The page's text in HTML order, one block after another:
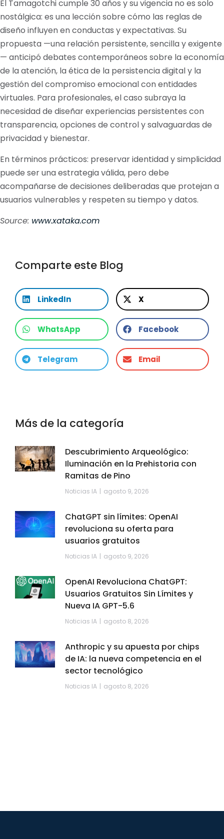
El Tamagotchi cumple 30 años y su vigencia no es solo
nostálgica: es una lección sobre cómo las reglas de
diseño influyen en conductas y expectativas. Su
propuesta —una relación persistente, sencilla y exigente
— anticipó debates contemporáneos sobre la economía
de la atención, la ética de la persistencia digital y la
gestión del compromiso emocional con entidades
virtuales. Para profesionales, el caso subraya la
necesidad de diseñar experiencias persistentes con
transparencia, opciones de control y salvaguardas de
privacidad y bienestar.
En términos prácticos: preservar identidad y simplicidad
puede ser una estrategia válida, pero debe
acompañarse de decisiones deliberadas que protejan a
usuarios vulnerables y respeten su tiempo y datos.
Source: www.xataka.com
Comparte este Blog
LinkedIn X
WhatsApp Facebook
Telegram Email
Más de la categoría
Descubrimiento Arqueológico:
Iluminación en la Prehistoria con
Ramitas de Pino
Noticias IA agosto 9, 2026
ChatGPT sin límites: OpenAI
revoluciona su oferta para
usuarios gratuitos
Noticias IA agosto 9, 2026
OpenAI Revoluciona ChatGPT:
Usuarios Gratuitos Sin Límites y
Nueva IA GPT-5.6
Noticias IA agosto 8, 2026
Anthropic y su apuesta por chips
de IA: la nueva competencia en el
sector tecnológico
Noticias IA agosto 8, 2026